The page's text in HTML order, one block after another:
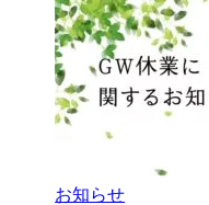
お知らせ